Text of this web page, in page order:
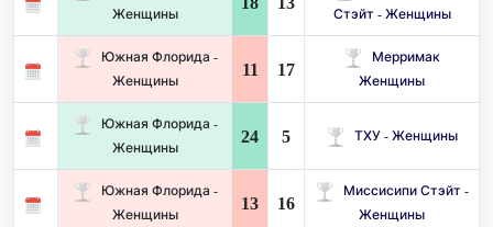
Женщины
Стэйт - Женщины
Южная Флорида -
Женщины
11 17
Мерримак
Женщины
Южная Флорида -
Женщины
24 5 ТХУ - Женщины
Южная Флорида -
Женщины
13 16
Миссисипи Стэйт -
Женщины